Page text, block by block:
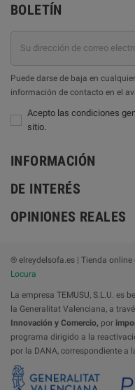
BOLETÍN
Puede darse de baja en
información de contacto en el
Acepto las condiciones
sitio.
INFORMACIÓN
DE INTERÉS
OPINIONES REALES
® elreydelsofa.es | Tienda
Locura
La empresa TEMUSU, S.L.U. es
la Generalitat Valenciana, a
Innovación y Comercio, por
programa dirigido a la
por la DANA, correspondiente a